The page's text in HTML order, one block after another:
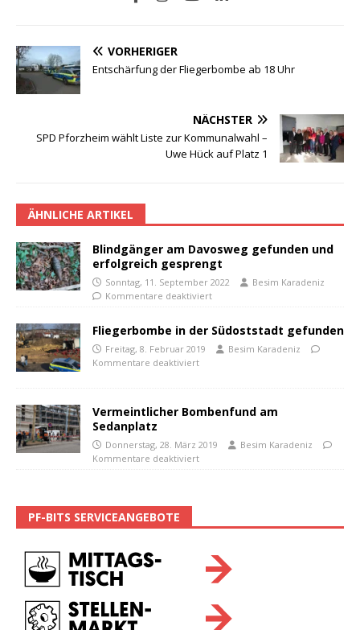
VORHERIGER
Entschärfung der Fliegerbombe ab 18 Uhr
NÄCHSTER
SPD Pforzheim wählt Liste zur Kommunalwahl –
Uwe Hück auf Platz 1
ÄHNLICHE ARTIKEL
Blindgänger am Davosweg gefunden und
erfolgreich gesprengt
Sonntag, 11. September 2022
Besim Karadeniz
Kommentare deaktiviert
Fliegerbombe in der Südoststadt gefunden
Freitag, 8. Februar 2019
Besim Karadeniz
Kommentare deaktiviert
Vermeintlicher Bombenfund am
Sedanplatz
Donnerstag, 28. März 2019
Besim Karadeniz
Kommentare deaktiviert
PF-BITS SERVICEANGEBOTE